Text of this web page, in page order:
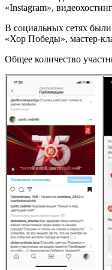
«Instagram»,
В социальных сетях
«Хор Победы», мастер-
Общее количество